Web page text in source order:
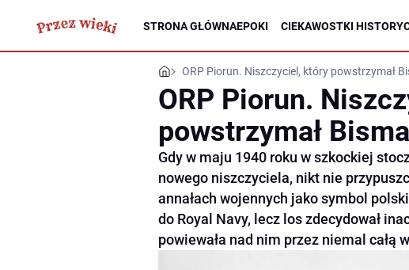
STRONA GŁÓWNAEPOKI CIEKAWOSTKI
ORP Piorun. Niszczyciel, który powstrzymał
ORP Piorun.
powstrzymał
Gdy w maju 1940 roku w szkockiej
nowego niszczyciela, nikt nie
annałach wojennych jako symbol
do Royal Navy, lecz los zdecydował
powiewała nad nim przez niemal całą